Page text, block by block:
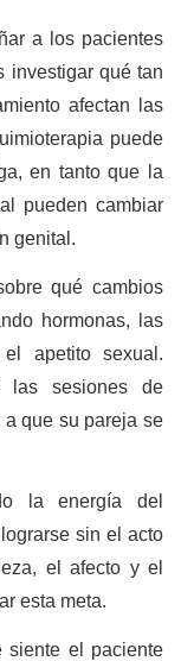
a los pacientes
investigar qué tan
afectan las
puede
en tanto que la
pueden cambiar
genital.
qué cambios
hormonas, las
apetito sexual.
las sesiones de
a que su pareja se
la energía del
sin el acto
el afecto y el
esta meta.
siente el paciente